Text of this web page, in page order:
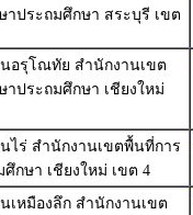
าประถมศึกษา สระบุรี เขต
นอรุโณทัย สำนักงานเขต
ประถมศึกษา เชียงใหม่
นไร่ สำนักงานเขตพื้นที่การ
กษา เชียงใหม่ เขต 4
เหมืองลึก สำนักงานเขต